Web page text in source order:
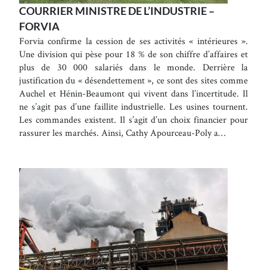
COURRIER MINISTRE DE L’INDUSTRIE –
FORVIA
Forvia confirme la cession de ses activités « intérieures ».
Une division qui pèse pour 18 % de son chiffre d’affaires et
plus de 30 000 salariés dans le monde. Derrière la
justification du « désendettement », ce sont des sites comme
Auchel et Hénin-Beaumont qui vivent dans l’incertitude. Il
ne s’agit pas d’une faillite industrielle. Les usines tournent.
Les commandes existent. Il s’agit d’un choix financier pour
rassurer les marchés. Ainsi, Cathy Apourceau-Poly a…